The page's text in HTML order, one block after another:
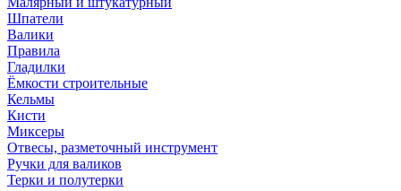
Шпатели
Валики
Правила
Гладилки
Ёмкости строительные
Кельмы
Кисти
Миксеры
Отвесы, разметочный инструмент
Ручки для валиков
Терки и полутерки